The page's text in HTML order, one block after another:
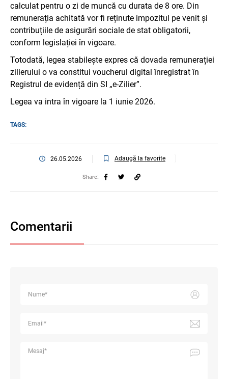
calculat pentru o zi de muncă cu durata de 8 ore. Din
remunerația achitată vor fi reținute impozitul pe venit și
contribuțiile de asigurări sociale de stat obligatorii,
conform legislației în vigoare.
Totodată, legea stabilește expres că dovada remunerației
zilierului o va constitui voucherul digital înregistrat în
Registrul de evidență din SI „e-Zilier”.
Legea va intra în vigoare la 1 iunie 2026.
TAGS:
26.05.2026 Adaugă la favorite
Share:
Comentarii